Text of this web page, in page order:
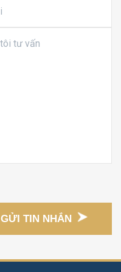
GỬI TIN NHẮN